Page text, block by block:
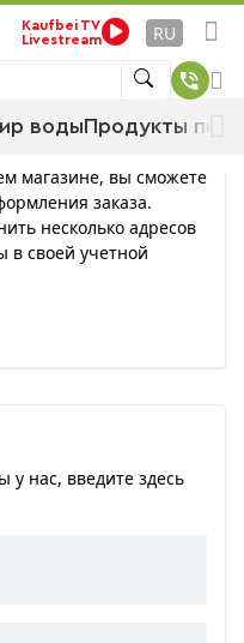
Kaufbei TV
Livestream
RU
водыПродукты
магазине, вы сможете
заказа.
несколько адресов
в своей учетной
у нас, введите здесь